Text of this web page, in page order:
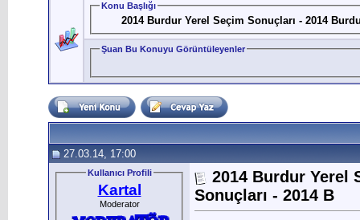
Konu Başlığı
2014 Burdur Yerel Seçim Sonuçları - 2014
Şuan Bu Konuyu Görüntüleyenler
27.03.14, 17:00
Kullanıcı Profili
Kartal
Moderator
2014 Burdur Yerel
Sonuçları - 2014 B